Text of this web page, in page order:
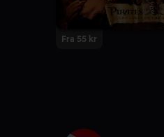
Fra 55 kr